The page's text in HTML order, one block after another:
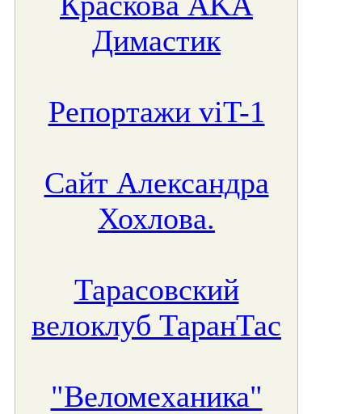
Димастик
Репортажи viT-1
Сайт Александра
Хохлова.
Тарасовский
велоклуб ТаранТас
"Веломеханика"